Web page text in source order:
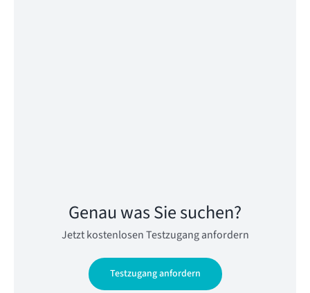
Genau was Sie suchen?
Jetzt kostenlosen Testzugang anfordern
Testzugang anfordern